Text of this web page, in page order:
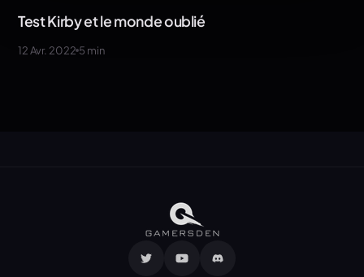
Test Kirby et le monde oublié
12 Avr. 2022 5 min